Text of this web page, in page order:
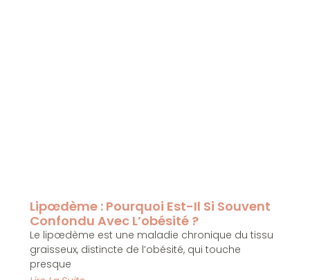
Lipœdème : Pourquoi Est-Il Si Souvent
Confondu Avec L’obésité ?
Le lipœdème est une maladie chronique du tissu
graisseux, distincte de l’obésité, qui touche
presque